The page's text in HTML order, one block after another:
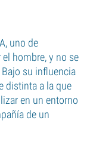
uno de
hombre, y no se
su influencia
distinta a la que
en un entorno
de un